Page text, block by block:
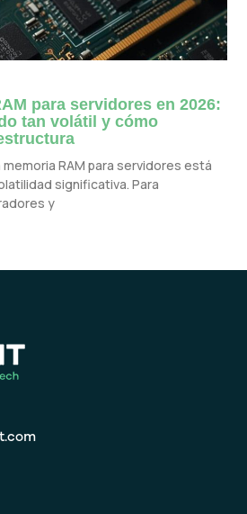
para servidores en 2026:
tan volátil y cómo
RAM para servidores está
significativa. Para
y